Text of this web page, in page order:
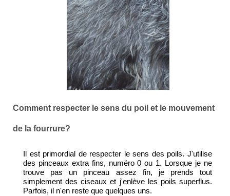
Comment respecter le sens du poil et le mouvement
de la fourrure?
Il est primordial de respecter le sens des poils. J'utilise
des pinceaux extra fins, numéro 0 ou 1. Lorsque je ne
trouve pas un pinceau assez fin, je prends tout
simplement des ciseaux et j'enlève les poils superflus.
Parfois, il n'en reste que quelques uns.